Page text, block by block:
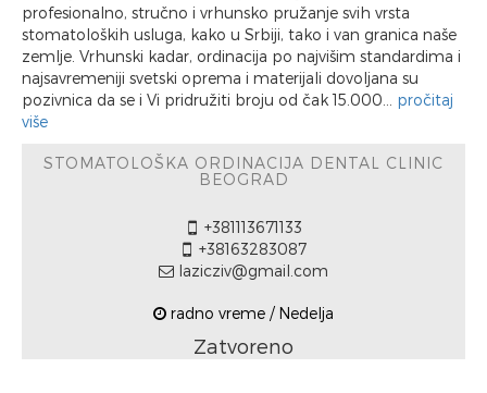
profesionalno, stručno i vrhunsko pružanje svih vrsta
stomatoloških usluga, kako u Srbiji, tako i van granica naše
zemlje. Vrhunski kadar, ordinacija po najvišim standardima i
najsavremeniji svetski oprema i materijali dovoljana su
pozivnica da se i Vi pridružiti broju od čak 15.000... pročitaj
više
STOMATOLOŠKA ORDINACIJA DENTAL CLINIC
BEOGRAD
+381113671133
+38163283087
lazicziv@gmail.com
radno vreme / Nedelja
Zatvoreno